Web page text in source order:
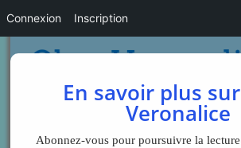
En savoir plus
Veronalice
Abonnez-vous pour poursuivre la
Connexion Inscription